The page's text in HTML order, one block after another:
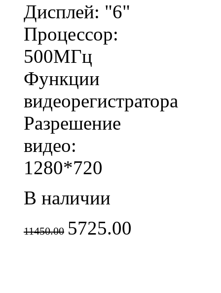
Дисплей: "6"
Процессор:
500МГц
Функции
видеорегистратора
Разрешение
видео:
1280*720
В наличии
11450.00 5725.00